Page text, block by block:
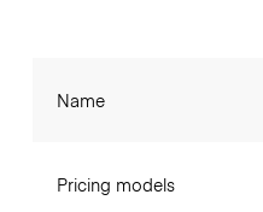
Name
Pricing models